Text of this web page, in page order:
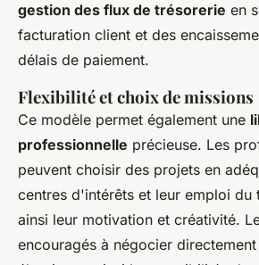
gestion des flux de trésorerie en
facturation client et des
délais de paiement.
Flexibilité et choix de missions
Ce modèle permet également une
professionnelle précieuse. Les
peuvent choisir des projets en
centres d'intérêts et leur emploi du
ainsi leur motivation et créativité.
encouragés à négocier